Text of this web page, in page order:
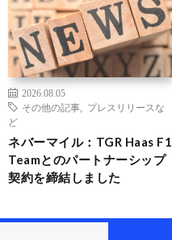
2026.08.05
その他の記事
プレスリリースな
ど
ネバーマイル：TGR Haas F1
Teamとのパートナーシップ
契約を締結しました